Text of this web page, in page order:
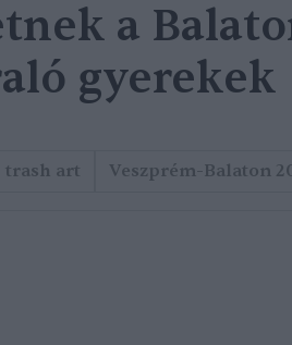
a
gyerekek
trash art Veszprém-Balaton